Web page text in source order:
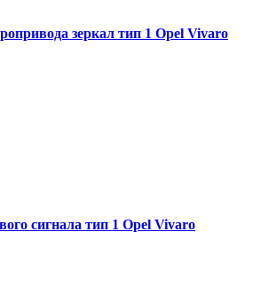
зеркал тип 1 Opel Vivaro
сигнала тип 1 Opel Vivaro